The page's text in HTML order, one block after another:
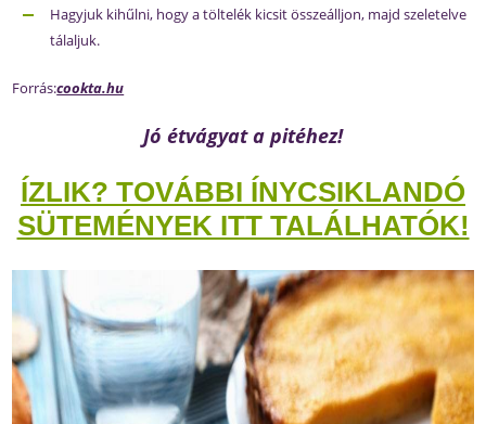
Hagyjuk kihűlni, hogy a töltelék kicsit összeálljon, majd szeletelve
tálaljuk.
Forrás:cookta.hu
Jó étvágyat a pitéhez!
ÍZLIK? TOVÁBBI ÍNYCSIKLANDÓ
SÜTEMÉNYEK ITT TALÁLHATÓK!